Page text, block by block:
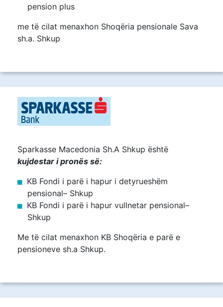
pension plus
me të cilat menaxhon Shoqëria pensionale Sava
sh.a. Shkup
Sparkasse Macedonia Sh.A Shkup është
kujdestar i pronës së:
KB Fondi i parë i hapur i detyrueshëm
pensional– Shkup
KB Fondi i parë i hapur vullnetar pensional–
Shkup
Me të cilat menaxhon KB Shoqëria e parë e
pensioneve sh.a Shkup.